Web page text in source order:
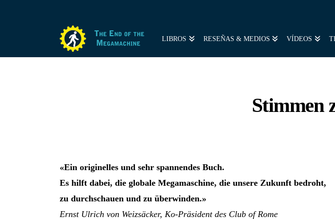
LIBROS RESEÑAS & MEDIOS VÍDEOS
Stimmen
«Ein originelles und sehr spannendes Buch.
Es hilft dabei, die globale Megamaschine, die unsere Zukunft bedroht,
zu durchschauen und zu überwinden.»
Ernst Ulrich von Weizsäcker, Ko-Präsident des Club of Rome